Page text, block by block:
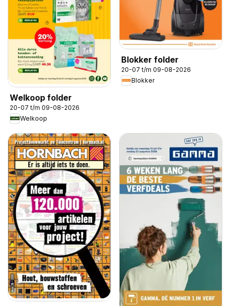
Welkoop folder
20-07 t/m 09-08-2026
Welkoop
Blokker folder
20-07 t/m 09-08-2026
Blokker